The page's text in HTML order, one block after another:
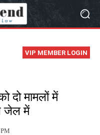
VIP MEMBER LOGIN
दो मामलों में
जेल में